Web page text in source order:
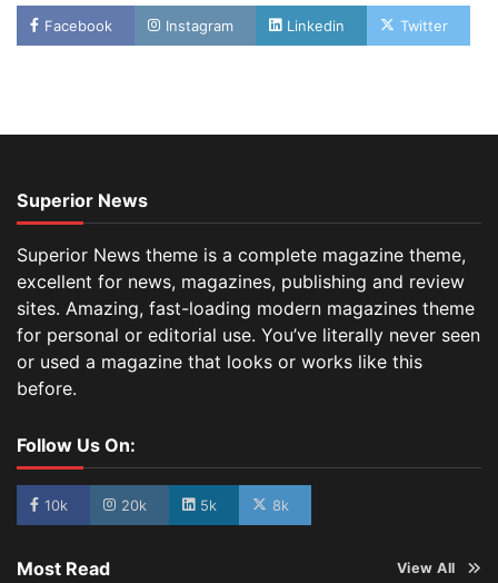
Facebook Instagram Linkedin Twitter
Superior News
Superior News theme is a complete magazine theme,
excellent for news, magazines, publishing and review
sites. Amazing, fast-loading modern magazines theme
for personal or editorial use. You’ve literally never seen
or used a magazine that looks or works like this
before.
Follow Us On:
10k 20k 5k 8k
Most Read View All